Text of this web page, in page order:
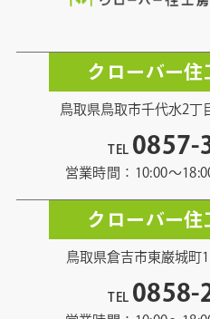
クローバー住
鳥取県鳥取市千代水2丁
TEL 0857-
営業時間：10:00〜
クローバー住
鳥取県倉吉市東巌城町
TEL 0858-